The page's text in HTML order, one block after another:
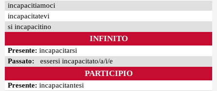
incapacitiamoci
incapacitatevi
si incapacitino
INFINITO
Presente: incapacitarsi
Passato: essersi incapacitato/a/i/e
PARTICIPIO
Presente: incapacitantesi